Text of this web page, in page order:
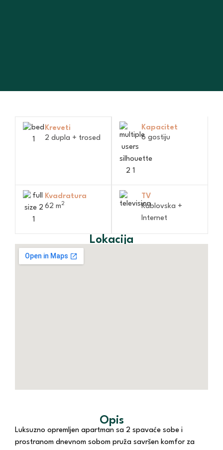
Kreveti
2 dupla + trosed
Kapacitet
6 gostiju
Kvadratura
62 m2
TV
Kablovska +
Internet
Lokacija
Opis
Luksuzno opremljen apartman sa 2 spavaće sobe i
prostranom dnevnom sobom pruža savršen komfor za